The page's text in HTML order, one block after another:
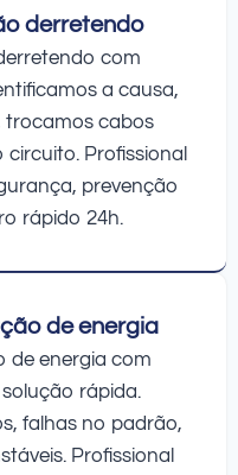
derretendo
com
a causa,
trocamos cabos
Profissional
prevenção
rápido 24h.
de energia
de energia com
rápida.
falhas no padrão,
Profissional